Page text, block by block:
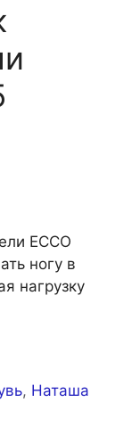
ECCO
ногу в
нагрузку
, Наташа